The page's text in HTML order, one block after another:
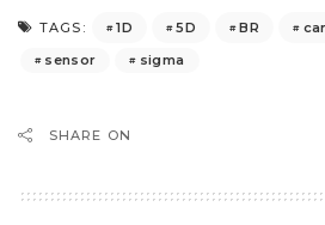
TAGS: 1D 5D BR
sensor
sigma
SHARE ON